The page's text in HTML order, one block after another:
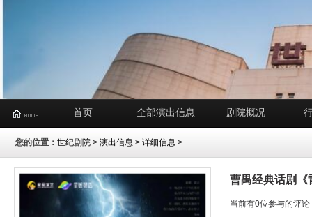
首页 全部演出信息 剧院概况
您的位置： 世纪剧院 > 演出信息 > 详细信息 >
曹禺经典话剧《
当前有0位参与的评论